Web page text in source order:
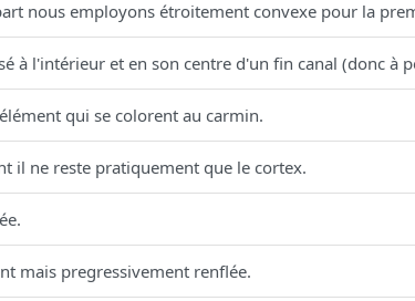
nous employons étroitement convexe pour la
à l'intérieur et en son centre d'un fin canal (donc à
qui se colorent au carmin.
il ne reste pratiquement que le cortex.
mais pregressivement renflée.